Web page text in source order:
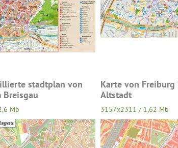
stadtplan von
Breisgau
Mb
Karte von Freiburg
Altstadt
3157x2311 / 1,62 Mb